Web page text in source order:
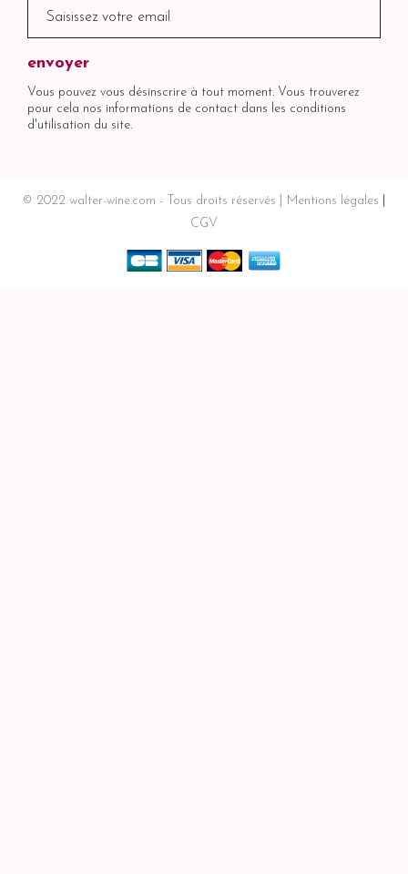
Vous pouvez vous désinscrire à tout moment. Vous trouverez
pour cela nos informations de contact dans les conditions
d'utilisation du site.
© 2022 walter-wine.com - Tous droits réservés
Mentions légales
CGV